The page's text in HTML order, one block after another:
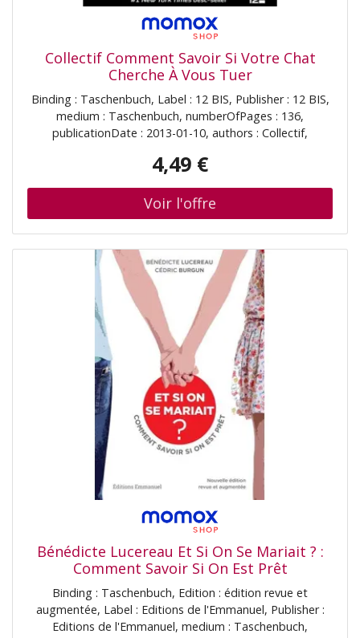
Collectif Comment Savoir Si Votre Chat
Cherche À Vous Tuer
Binding : Taschenbuch, Label : 12 BIS, Publisher : 12 BIS,
medium : Taschenbuch, numberOfPages : 136,
publicationDate : 2013-01-10, authors : Collectif,
4,49 €
Bénédicte Lucereau Et Si On Se Mariait ? :
Comment Savoir Si On Est Prêt
Binding : Taschenbuch, Edition : édition revue et
augmentée, Label : Editions de l'Emmanuel, Publisher :
Editions de l'Emmanuel, medium : Taschenbuch,